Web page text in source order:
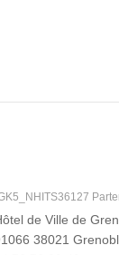
de Ville de
38021